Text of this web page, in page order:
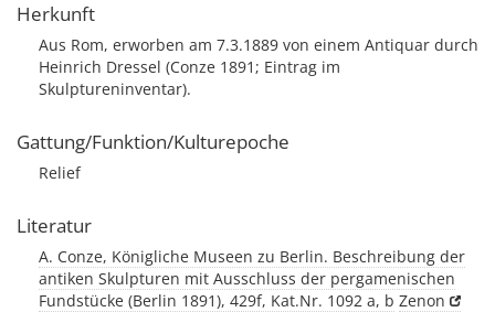
Herkunft
Aus Rom, erworben am 7.3.1889 von einem Antiquar durch
Heinrich Dressel (Conze 1891; Eintrag im
Skulptureninventar).
Gattung/Funktion/Kulturepoche
Relief
Literatur
A. Conze, Königliche Museen zu Berlin. Beschreibung der
antiken Skulpturen mit Ausschluss der pergamenischen
Fundstücke (Berlin 1891), 429f, Kat.Nr. 1092 a, b Zenon